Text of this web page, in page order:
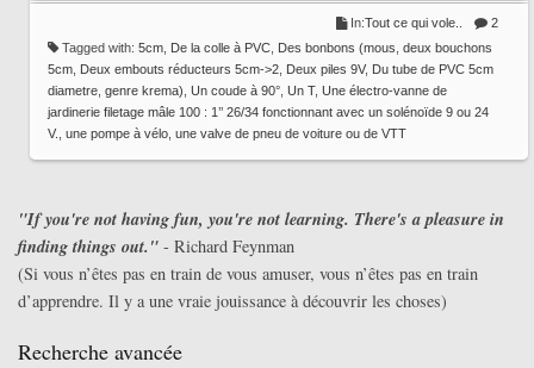
2
In:Tout ce qui vole..
Tagged with: 5cm, De la colle à PVC, Des bonbons (mous, deux bouchons
5cm, Deux embouts réducteurs 5cm->2, Deux piles 9V, Du tube de PVC 5cm
diametre, genre krema), Un coude à 90°, Un T, Une électro-vanne de
jardinerie filetage mâle 100 : 1’’ 26/34 fonctionnant avec un solénoïde 9 ou 24
V., une pompe à vélo, une valve de pneu de voiture ou de VTT
"If you're not having fun, you're not learning. There's a pleasure in
finding things out." - Richard Feynman
(Si vous n’êtes pas en train de vous amuser, vous n’êtes pas en train
d’apprendre. Il y a une vraie jouissance à découvrir les choses)
Recherche avancée